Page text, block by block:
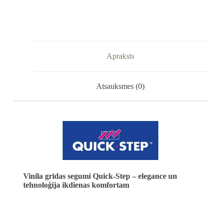
Apraksts
Atsauksmes (0)
Vinila grīdas segumi Quick-Step – elegance un
tehnoloģija ikdienas komfortam